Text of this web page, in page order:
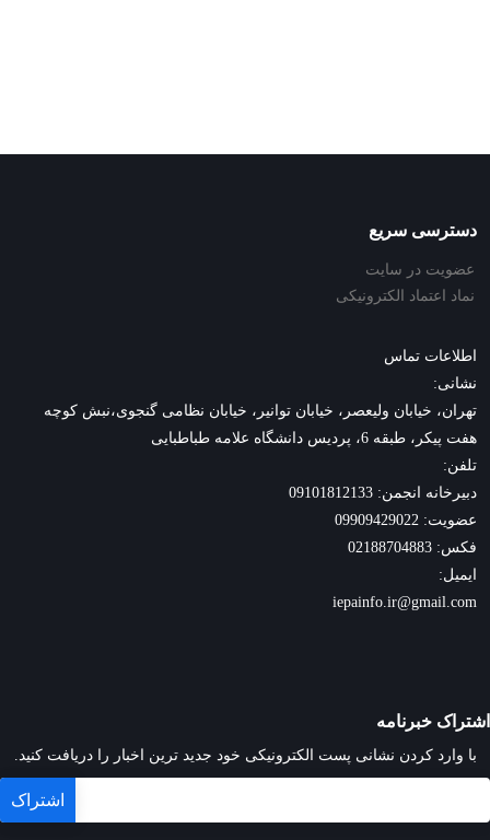
دسترسی سریع
عضویت در سایت
نماد اعتماد الکترونیکی
اطلاعات تماس
نشانی:
تهران، خیابان ولیعصر، خیابان توانیر، خیابان نظامی گنجوی،نبش کوچه
هفت پیکر، طبقه 6، پردیس دانشگاه علامه طباطبایی
تلفن:
دبیرخانه انجمن: 09101812133
عضویت: 09909429022
فکس: 02188704883
ایمیل:
iepainfo.ir@gmail.com
اشتراک خبرنامه
با وارد کردن نشانی پست الکترونیکی خود جدید ترین اخبار را دریافت کنید.